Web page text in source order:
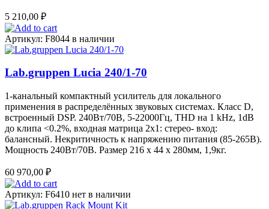
5 210,00 ₽
Артикул: F8044 в наличии
Lab.gruppen Lucia 240/1-70
1-канальный компактный усилитель для локального
применения в распределённых звуковых системах. Класс D,
встроенный DSP. 240Вт/70В, 5-22000Гц, THD на 1 kHz, 1dB
до клипа <0.2%, входная матрица 2х1: стерео- вход:
балансный. Некритичность к напряжению питания (85-265В).
Мощность 240Вт/70В. Размер 216 x 44 х 280мм, 1,9кг.
60 970,00 ₽
Артикул: F6410 нет в наличии